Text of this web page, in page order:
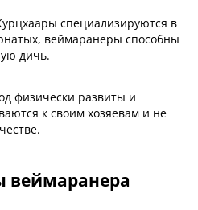
специализируются в
веймаранеры способны
дичь.
физически развиты и
к своим хозяевам и не